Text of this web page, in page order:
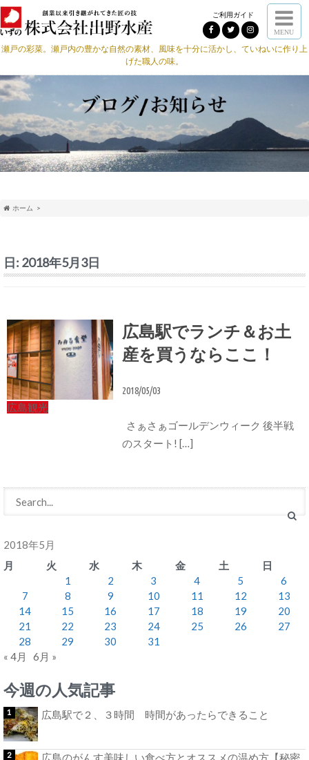
ご利用ガイド
MENU
瀬戸の彩菜。瀬戸内の豊かな自然の素材、風味を十分に活かし、ていねいに作り上
げた職人の味。
ホーム
日: 2018年5月3日
広島観光
広島駅でランチ＆お土
産を買うならここ！
2018/05/03
さぁさぁゴールデンウィーク 後半戦
のスタート! […]
2018年5月
月
火 水 木 金 土
日
1
2 3 4 5
6
7
8 9 10 11 12
13
14
15 16 17 18 19
20
21
22 23 24 25 26
27
28
29 30
31
« 4月
6月 »
今週の人気記事
広島駅で２、３時間 時間があったらできること
広島のがんす美味しい食べ方とオススメの温め方【秘密